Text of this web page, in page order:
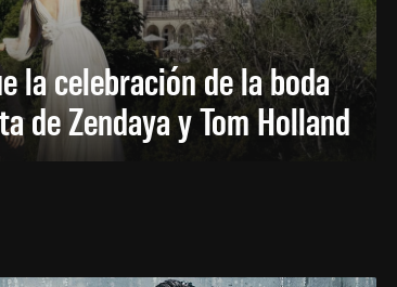
la celebración de la boda
de Zendaya y Tom Holland